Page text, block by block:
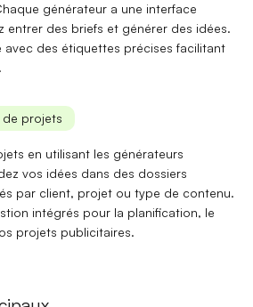
générateur a une interface
entrer des briefs et générer des idées.
avec des étiquettes précises facilitant
.
projets
en utilisant les générateurs
vos idées dans des dossiers
par client, projet ou type de contenu.
intégrés pour la planification, le
projets publicitaires.